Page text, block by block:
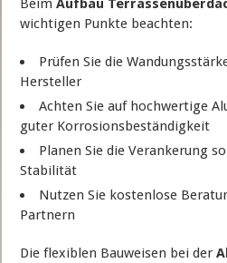
BeimAufbau
wichtigen Punkte beachten:
Prüfen Sie die
Hersteller
Achten Sie auf hochwertige
guter Korrosionsbeständigkeit
Planen Sie die Verankerung
Stabilität
Nutzen Sie kostenlose
Partnern
Die flexiblen Bauweisen bei der